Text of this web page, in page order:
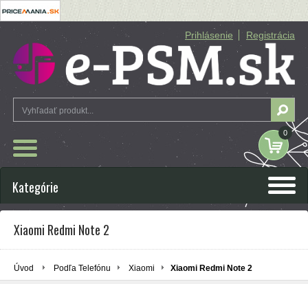
Prihlásenie Registrácia
0
Kategórie
Xiaomi Redmi Note 2
Úvod Podľa Telefónu Xiaomi Xiaomi Redmi Note 2